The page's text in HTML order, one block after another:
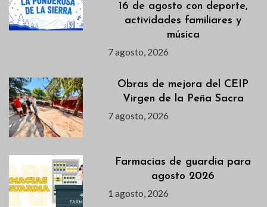
16 de agosto con deporte,
actividades familiares y
música
7 agosto, 2026
Obras de mejora del CEIP
Virgen de la Peña Sacra
7 agosto, 2026
Farmacias de guardia para
agosto 2026
1 agosto, 2026